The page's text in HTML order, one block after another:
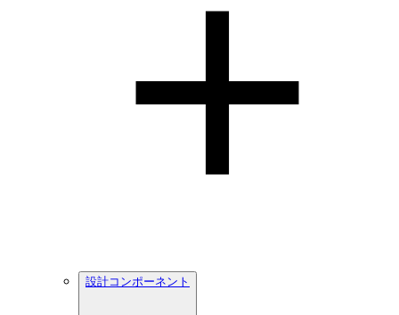
設計コンポーネント